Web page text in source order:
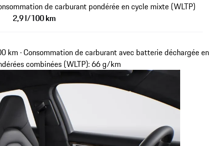
de carburant pondérée en cycle mixte (WLTP)
2,9 l/100 km
· Consommation de carburant avec batterie déchargée
combinées (WLTP): 66 g/km